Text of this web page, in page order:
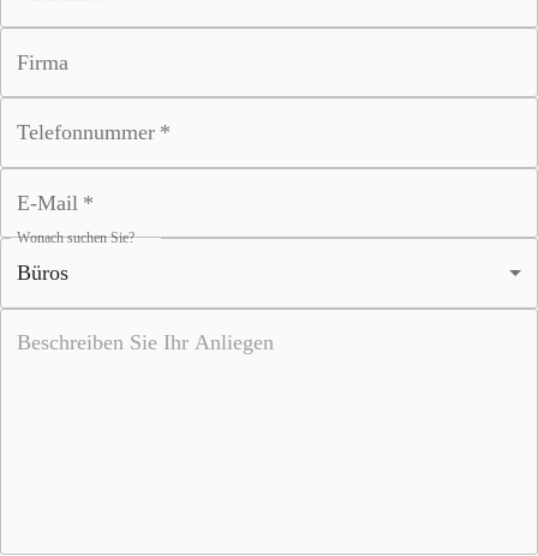
Firma
Telefonnummer *
E-Mail *
Wonach suchen Sie?